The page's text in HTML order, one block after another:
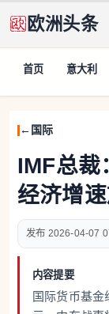
欧洲头条
首页 意大利
国际
IMF总裁
经济增
2026-04-07
内容提要
国际货币基